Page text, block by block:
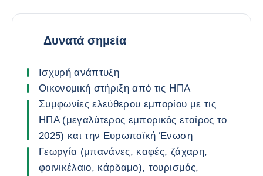
Δυνατά σημεία
Ισχυρή ανάπτυξη
Οικονομική στήριξη από τις ΗΠΑ
Συμφωνίες ελεύθερου εμπορίου με τις
ΗΠΑ (μεγαλύτερος εμπορικός εταίρος το
2025) και την Ευρωπαϊκή Ένωση
Γεωργία (μπανάνες, καφές, ζάχαρη,
φοινικέλαιο, κάρδαμο), τουρισμός,